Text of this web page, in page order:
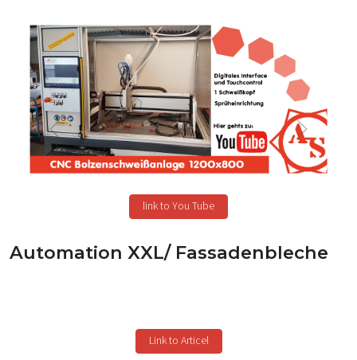
link to You Tube
Automation XXL/ Fassadenbleche
Link to Articel